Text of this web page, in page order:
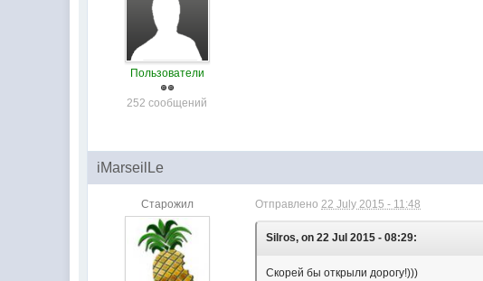
Пользователи
252 сообщений
iMarseilLe
Старожил Отправлено22 July 2015 - 11:48
Silros, on 22 Jul 2015 - 08:29:
Скорей бы открыли дорогу!)))